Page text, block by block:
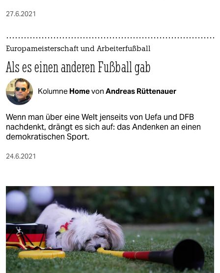
27.6.2021
Europameisterschaft und Arbeiterfußball
Als es einen anderen Fußball gab
Kolumne Homevon Andreas Rüttenauer
Wenn man über eine Welt jenseits von Uefa und DFB
nachdenkt, drängt es sich auf: das Andenken an einen
demokratischen Sport.
24.6.2021